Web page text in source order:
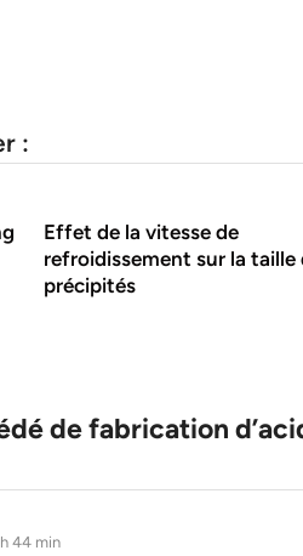
:
Effet de la vitesse de
refroidissement sur la taille
précipités
de fabrication
44 min